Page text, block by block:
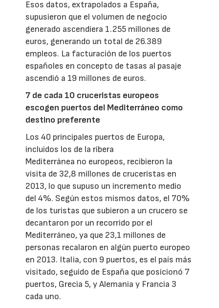
Esos datos, extrapolados a España,
supusieron que el volumen de negocio
generado ascendiera 1.255 millones de
euros, generando un total de 26.389
empleos. La facturación de los puertos
españoles en concepto de tasas al pasaje
ascendió a 19 millones de euros.
7 de cada 10 cruceristas europeos
escogen puertos del Mediterráneo como
destino preferente
Los 40 principales puertos de Europa,
incluidos los de la ribera
Mediterránea no europeos, recibieron la
visita de 32,8 millones de cruceristas en
2013, lo que supuso un incremento medio
del 4%. Según estos mismos datos, el 70%
de los turistas que subieron a un crucero se
decantaron por un recorrido por el
Mediterráneo, ya que 23,1 millones de
personas recalaron en algún puerto europeo
en 2013. Italia, con 9 puertos, es el país más
visitado, seguido de España que posicionó 7
puertos, Grecia 5, y Alemania y Francia 3
cada uno.